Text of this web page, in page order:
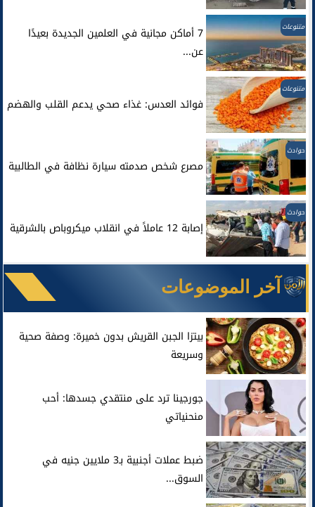
متنوعات
7 أماكن مجانية في العلمين الجديدة بعيدًا
عن...
متنوعات
فوائد العدس: غذاء صحي يدعم القلب والهضم
حوادث
مصرع شخص صدمته سيارة نظافة في الطالبية
حوادث
إصابة 12 عاملاً في انقلاب ميكروباص بالشرقية
آخر الموضوعات
بيتزا الجبن القريش بدون خميرة: وصفة صحية
وسريعة
جورجينا ترد على منتقدي جسدها: أحب
منحنياتي
ضبط عملات أجنبية بـ3 ملايين جنيه في
السوق...